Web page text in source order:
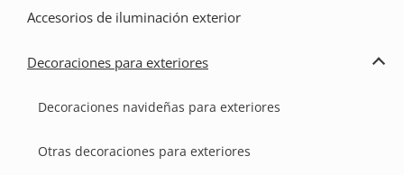
Accesorios de iluminación exterior
Decoraciones para exteriores
Decoraciones navideñas para exteriores
Otras decoraciones para exteriores